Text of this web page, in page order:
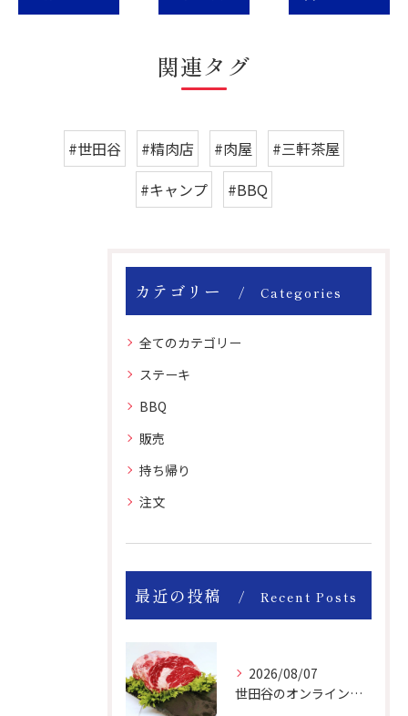
関連タグ
#世田谷 #精肉店 #肉屋
#三軒茶屋
#キャンプ
#BBQ
カテゴリー Categories
全てのカテゴリー
ステーキ
BBQ
販売
持ち帰り
注文
最近の投稿 Recent Posts
2026/08/07
世田谷のオンライン肉屋のお肉は美味しいですよ！